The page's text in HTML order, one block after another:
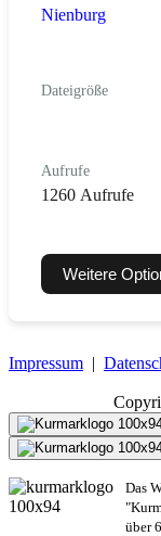
Nienburg
Dateigröße
Aufrufe
1260 Aufrufe
Weitere
Impressum |
Das
über